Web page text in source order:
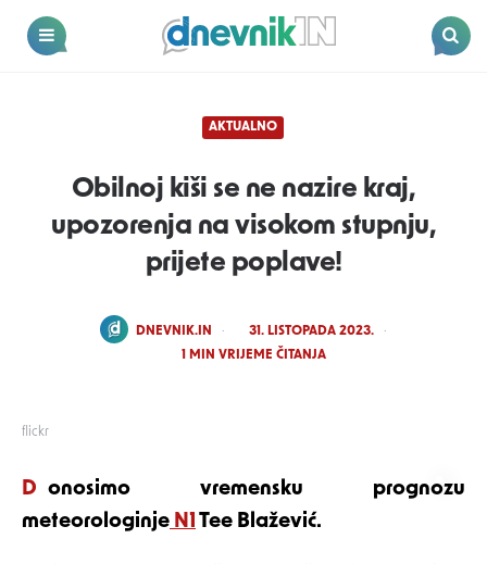
Dnevnik.in
flickr
AKTUALNO
Obilnoj kiši se ne nazire kraj,
upozorenja na visokom stupnju,
prijete poplave!
POSTED
DNEVNIK.IN
31. LISTOPADA 2023.
1 MIN VRIJEME ČITANJA
Donosimo vremensku prognozu
meteorologinje N1 Tee Blažević.